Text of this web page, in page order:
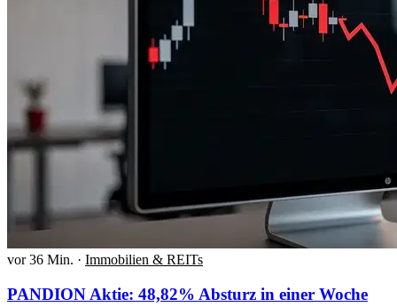
vor 36 Min. · Immobilien & REITs
PANDION Aktie: 48,82% Absturz in einer Woche